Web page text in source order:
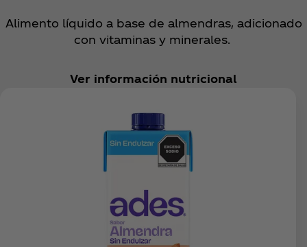
Alimento líquido a base de almendras, adicionado
con vitaminas y minerales.
Ver información nutricional